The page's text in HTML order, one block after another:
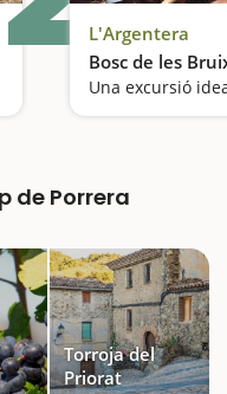
L'Argentera
Bosc de les
de Porrera
Torroja del
Priorat